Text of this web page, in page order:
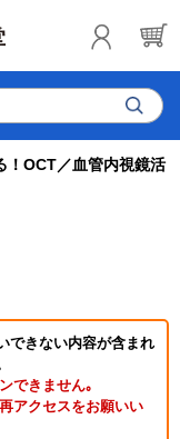
！OCT／血管内視鏡活
できない内容が含まれ
できません｡
アクセスをお願いい